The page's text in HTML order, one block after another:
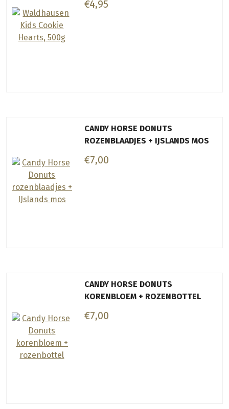
€4,95
CANDY HORSE DONUTS
ROZENBLAADJES + IJSLANDS MOS
€7,00
CANDY HORSE DONUTS
KORENBLOEM + ROZENBOTTEL
€7,00